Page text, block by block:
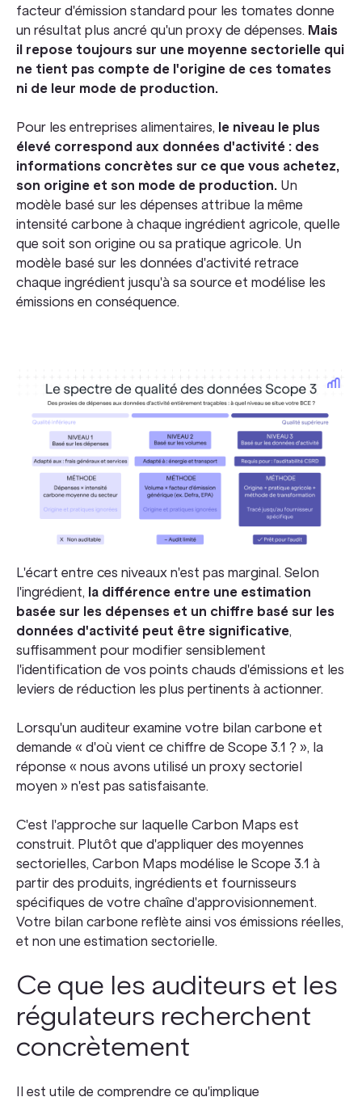
facteur d'émission standard pour les tomates donne
un résultat plus ancré qu'un proxy de dépenses. Mais
il repose toujours sur une moyenne sectorielle qui
ne tient pas compte de l'origine de ces tomates
ni de leur mode de production.
Pour les entreprises alimentaires, le niveau le plus
élevé correspond aux données d'activité : des
informations concrètes sur ce que vous achetez,
son origine et son mode de production. Un
modèle basé sur les dépenses attribue la même
intensité carbone à chaque ingrédient agricole, quelle
que soit son origine ou sa pratique agricole. Un
modèle basé sur les données d'activité retrace
chaque ingrédient jusqu'à sa source et modélise les
émissions en conséquence.
L'écart entre ces niveaux n'est pas marginal. Selon
l'ingrédient, la différence entre une estimation
basée sur les dépenses et un chiffre basé sur les
données d'activité peut être significative,
suffisamment pour modifier sensiblement
l'identification de vos points chauds d'émissions et les
leviers de réduction les plus pertinents à actionner.
Lorsqu'un auditeur examine votre bilan carbone et
demande « d'où vient ce chiffre de Scope 3.1 ? », la
réponse « nous avons utilisé un proxy sectoriel
moyen » n'est pas satisfaisante.
C'est l'approche sur laquelle Carbon Maps est
construit. Plutôt que d'appliquer des moyennes
sectorielles, Carbon Maps modélise le Scope 3.1 à
partir des produits, ingrédients et fournisseurs
spécifiques de votre chaîne d'approvisionnement.
Votre bilan carbone reflète ainsi vos émissions réelles,
et non une estimation sectorielle.
Ce que les auditeurs et les
régulateurs recherchent
concrètement
Il est utile de comprendre ce qu'implique